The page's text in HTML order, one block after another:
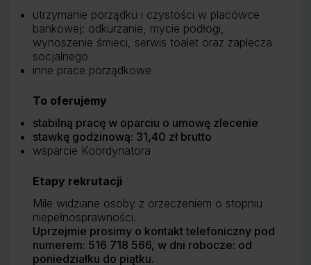
utrzymanie porządku i czystości w placówce
bankowej: odkurzanie, mycie podłogi,
wynoszenie śmieci, serwis toalet oraz zaplecza
socjalnego
inne prace porządkowe
To oferujemy
stabilną pracę w oparciu o umowę zlecenie
stawkę godzinową: 31,40 zł brutto
wsparcie Koordynatora
Etapy rekrutacji
Mile widziane osoby z orzeczeniem o stopniu
niepełnosprawności.
Uprzejmie prosimy o kontakt telefoniczny pod
numerem: 516 718 566, w dni robocze: od
poniedziałku do piątku.